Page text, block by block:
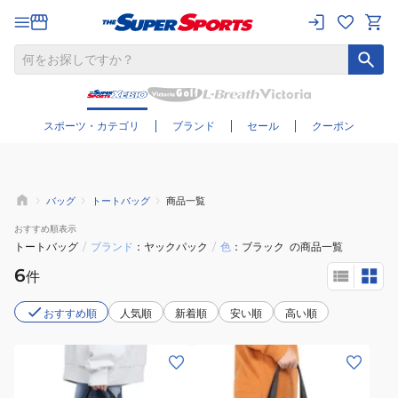
スポーツ・カテゴリ ブランド セール クーポン
さらに絞り込む
バッグ トートバッグ 商品一覧
おすすめ順表示
トートバッグ / ブランド ヤックパック / 色 ブラック の商品一覧
6件
おすすめ順 人気順 新着順 安い順 高い順